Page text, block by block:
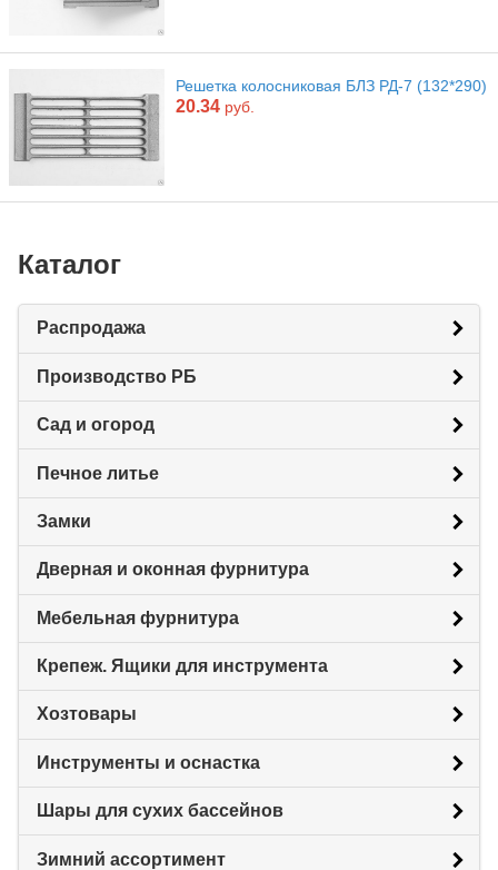
Решетка колосниковая БЛЗ РД-7 (132*290)
20.34 руб.
Каталог
Распродажа
Производство РБ
Сад и огород
Печное литье
Замки
Дверная и оконная фурнитура
Мебельная фурнитура
Крепеж. Ящики для инструмента
Хозтовары
Инструменты и оснастка
Шары для сухих бассейнов
Зимний ассортимент